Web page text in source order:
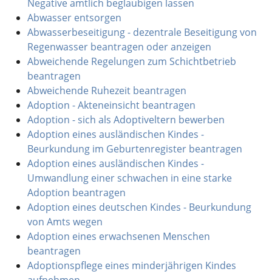
Negative amtlich beglaubigen lassen
Abwasser entsorgen
Abwasserbeseitigung - dezentrale Beseitigung von
Regenwasser beantragen oder anzeigen
Abweichende Regelungen zum Schichtbetrieb
beantragen
Abweichende Ruhezeit beantragen
Adoption - Akteneinsicht beantragen
Adoption - sich als Adoptiveltern bewerben
Adoption eines ausländischen Kindes -
Beurkundung im Geburtenregister beantragen
Adoption eines ausländischen Kindes -
Umwandlung einer schwachen in eine starke
Adoption beantragen
Adoption eines deutschen Kindes - Beurkundung
von Amts wegen
Adoption eines erwachsenen Menschen
beantragen
Adoptionspflege eines minderjährigen Kindes